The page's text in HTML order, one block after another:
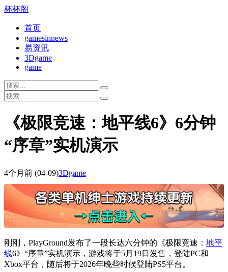
杯杯阁
首页
gamesinnews
易资讯
3Dgame
game
《极限竞速：地平线6》6分钟
“序章”实机演示
4个月前 (04-09)3Dgame
刚刚，PlayGround发布了一段长达六分钟的《极限竞速： 地平
线6》“序章”实机演示，游戏将于5月19日发售，登陆PC和
Xbox平台，随后将于2026年晚些时候登陆PS5平台。